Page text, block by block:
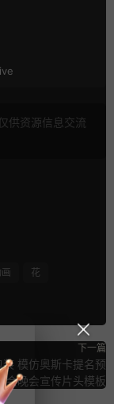
供资源信息交流
花
下一篇
模仿奥斯卡提名预
会晚会宣传片头模板